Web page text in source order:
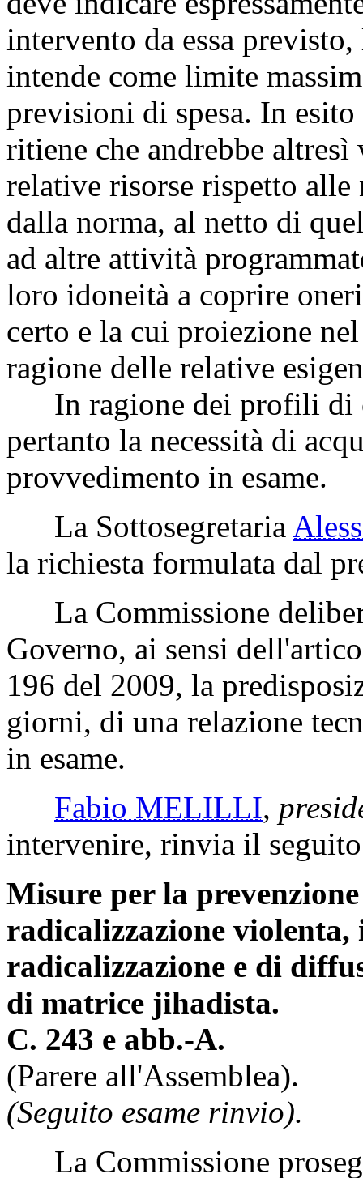
intervento da essa
intende come limite
previsioni di spesa. In
ritiene che andrebbe
relative risorse rispetto
dalla norma, al netto di
ad altre attività
loro idoneità a coprire
certo e la cui proiezione
ragione delle relative
In ragione dei profili di
pertanto la necessità di
provvedimento in esame.
La Sottosegretaria
la richiesta formulata dal
La Commissione
Governo, ai sensi
196 del 2009, la
giorni, di una relazione
in esame.
Fabio MELILLI,
intervenire, rinvia il
Misure per la
radicalizzazione
radicalizzazione e di
di matrice jihadista.
C. 243 e abb.-A.
(Parere all'Assemblea).
(Seguito esame rinvio).
La Commissione